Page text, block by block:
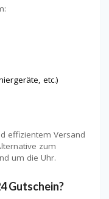
etc.)
effizientem Versand
zum
um die Uhr.
Gutschein?